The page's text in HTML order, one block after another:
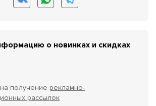
о новинках и скидках
получение рекламно-
рассылок